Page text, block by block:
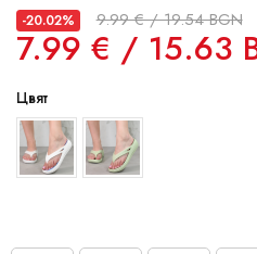
-20.02% 9.99 € / 19.54 BGN
7.99 € / 15.63
Цвят